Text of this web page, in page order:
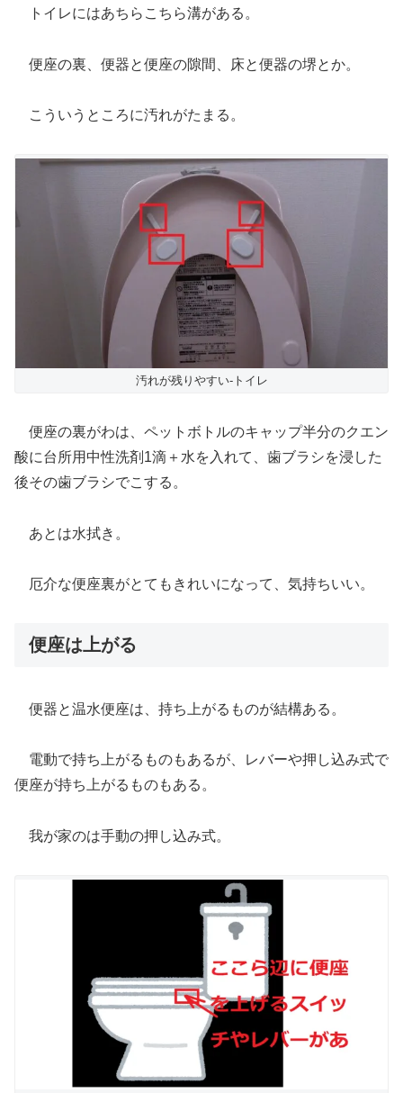
トイレにはあちらこちら溝がある。
便座の裏、便器と便座の隙間、床と便器の堺とか。
こういうところに汚れがたまる。
汚れが残りやすい-トイレ
便座の裏がわは、ペットボトルのキャップ半分のクエン
酸に台所用中性洗剤1滴＋水を入れて、歯ブラシを浸した
後その歯ブラシでこする。
あとは水拭き。
厄介な便座裏がとてもきれいになって、気持ちいい。
便座は上がる
便器と温水便座は、持ち上がるものが結構ある。
電動で持ち上がるものもあるが、レバーや押し込み式で
便座が持ち上がるものもある。
我が家のは手動の押し込み式。